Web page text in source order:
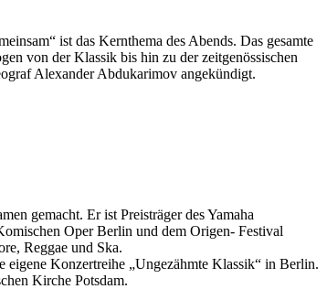
ist das Kernthema des Abends. Das gesamte
von der Klassik bis hin zu der zeitgenössischen
Alexander Abdukarimov angekündigt.
gemacht. Er ist Preisträger des Yamaha
Oper Berlin und dem Origen- Festival
Reggae und Ska.
eigene Konzertreihe „Ungezähmte Klassik“ in Berlin.
Kirche Potsdam.